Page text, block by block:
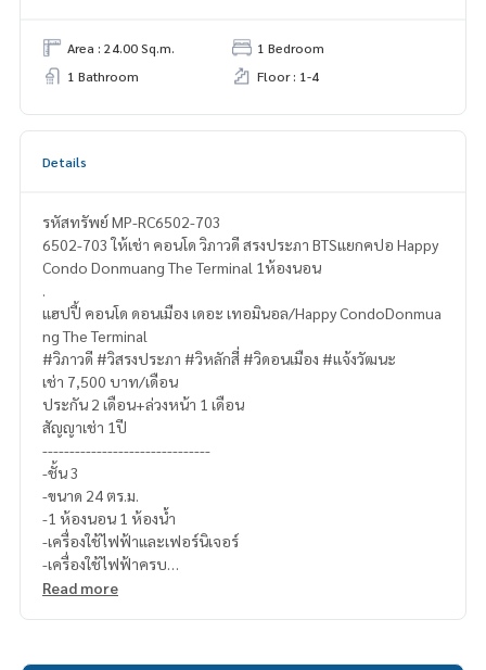
Area : 24.00 Sq.m.
1 Bedroom
1 Bathroom
Floor : 1-4
Details
รหัสทรัพย์ MP-RC6502-703
6502-703 ให้เช่า คอนโด วิภาวดี สรงประภา BTSแยกคปอ Happy
Condo Donmuang The Terminal 1ห้องนอน
.
แฮปปี้ คอนโด ดอนเมือง เดอะ เทอมินอล/Happy CondoDonmua
ng The Terminal
#วิภาวดี #วิสรงประภา #วิหลักสี่ #วิดอนเมือง #แจ้งวัฒนะ
เช่า 7,500 บาท/เดือน
ประกัน 2 เดือน+ล่วงหน้า 1 เดือน
สัญญาเช่า 1ปี
-------------------------------
-ชั้น 3
-ขนาด 24 ตร.ม.
-1 ห้องนอน 1 ห้องน้ำ
-เครื่องใช้ไฟฟ้าและเฟอร์นิเจอร์
-เครื่องใช้ไฟฟ้าครบ
---------------------------------
Read more